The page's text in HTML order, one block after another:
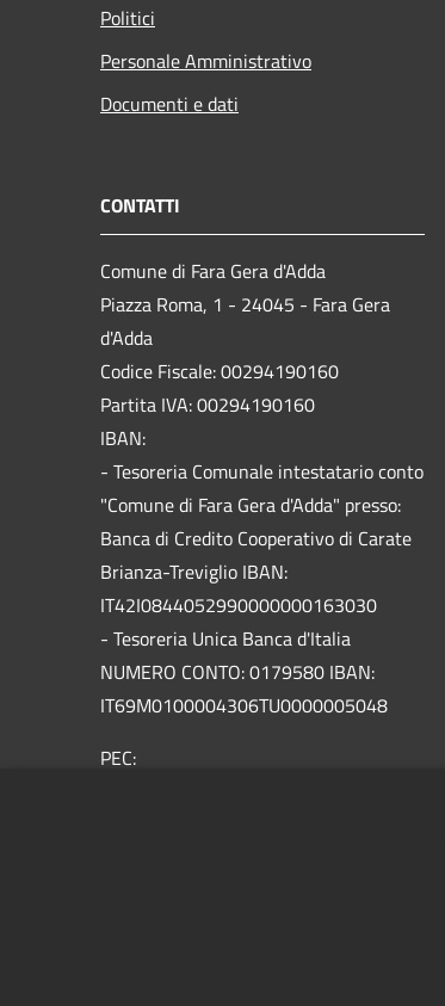
Politici
Personale Amministrativo
Documenti e dati
CONTATTI
Comune di Fara Gera d'Adda
Piazza Roma, 1 - 24045 - Fara Gera
d'Adda
Codice Fiscale: 00294190160
Partita IVA: 00294190160
IBAN:
- Tesoreria Comunale intestatario conto
"Comune di Fara Gera d'Adda" presso:
Banca di Credito Cooperativo di Carate
Brianza-Treviglio IBAN:
IT42I0844052990000000163030
- Tesoreria Unica Banca d'Italia
NUMERO CONTO: 0179580 IBAN:
IT69M0100004306TU0000005048
PEC: